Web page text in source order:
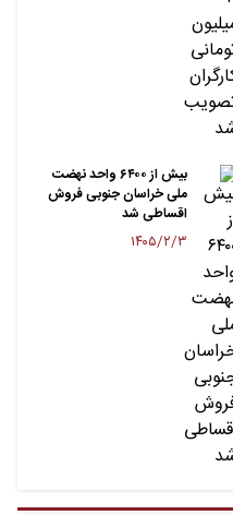
بیش از ۶۴۰۰ واحد نهضت
ملی خراسان جنوبی فروش
اقساطی شد
۱۴۰۵/۲/۳